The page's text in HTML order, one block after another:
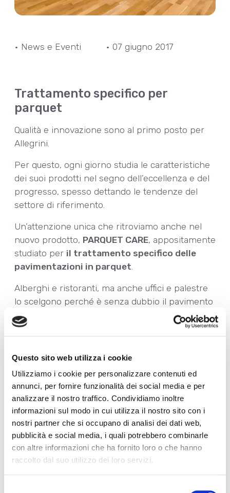
Questo sito web utilizza i cookie
Utilizziamo i cookie per personalizzare contenuti ed
annunci, per fornire funzionalità dei social media e per
analizzare il nostro traffico. Condividiamo inoltre
informazioni sul modo in cui utilizza il nostro sito con i
nostri partner che si occupano di analisi dei dati web,
pubblicità e social media, i quali potrebbero combinarle
con altre informazioni che ha fornito loro o che hanno
raccolto dal suo utilizzo dei loro servizi.
• News e Eventi • 07 giugno 2017
Trattamento specifico per
parquet
Qualità e innovazione sono al primo posto per
Allegrini.
Per questo, ogni giorno studia le caratteristiche
dei suoi prodotti nel segno dell’eccellenza e del
progresso, spesso dettando le tendenze del
settore di riferimento.
Un’attenzione unica che ritroviamo anche nel
nuovo prodotto, PARQUET CARE, appositamente
studiato per il trattamento specifico delle
pavimentazioni in parquet
Alberghi e ristoranti, ma anche uffici e palestre
lo scelgono perché è senza dubbio il pavimento
più accogliente, caldo, elegante e, soprattutto,
naturale: un affascinante elemento d’arredo, ma,
Tra le minacce più comuni, infatti, troviamo il
calpestio, lo sfregamento di sedie girevoli, le
abrasioni e le rigature superficiali, così come
l’umidità, le macchie e i segni visibili dell’usura.
Ne consegue una perdita di lucentezza della
pavimentazione in parquet.
A partire da queste problematiche, il laboratorio
di Ricerca & Sviluppo Allegrini ha sviluppato